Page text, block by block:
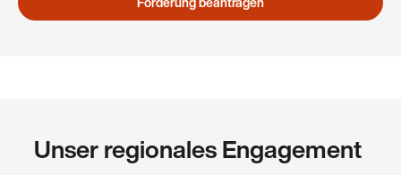
Unser regionales Engagement